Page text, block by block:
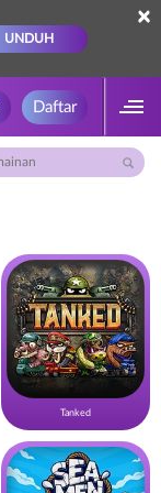
UNDUH
×
Daftar
Tanked